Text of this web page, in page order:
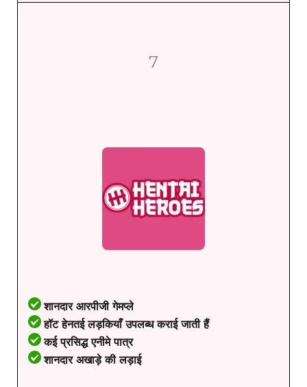
7
शानदार आरपीजी गेमप्ले
हॉट हेनतई लड़कियाँ उपलब्ध कराई जाती हैं
कई प्रसिद्ध एनीमे पात्र
शानदार अखाड़े की लड़ाई